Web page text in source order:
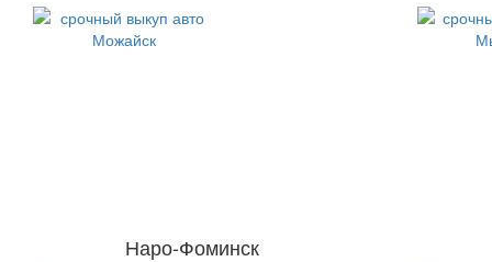
Наро-Фоминск